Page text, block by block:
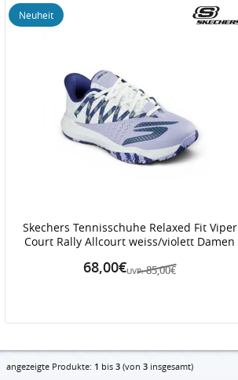
Skechers Tennisschuhe Relaxed Fit Viper
Court Rally Allcourt weiss/violett Damen
UVP: 85,00€
68,00€
Neuheit
angezeigte Produkte: 1 bis 3 (von 3 insgesamt)